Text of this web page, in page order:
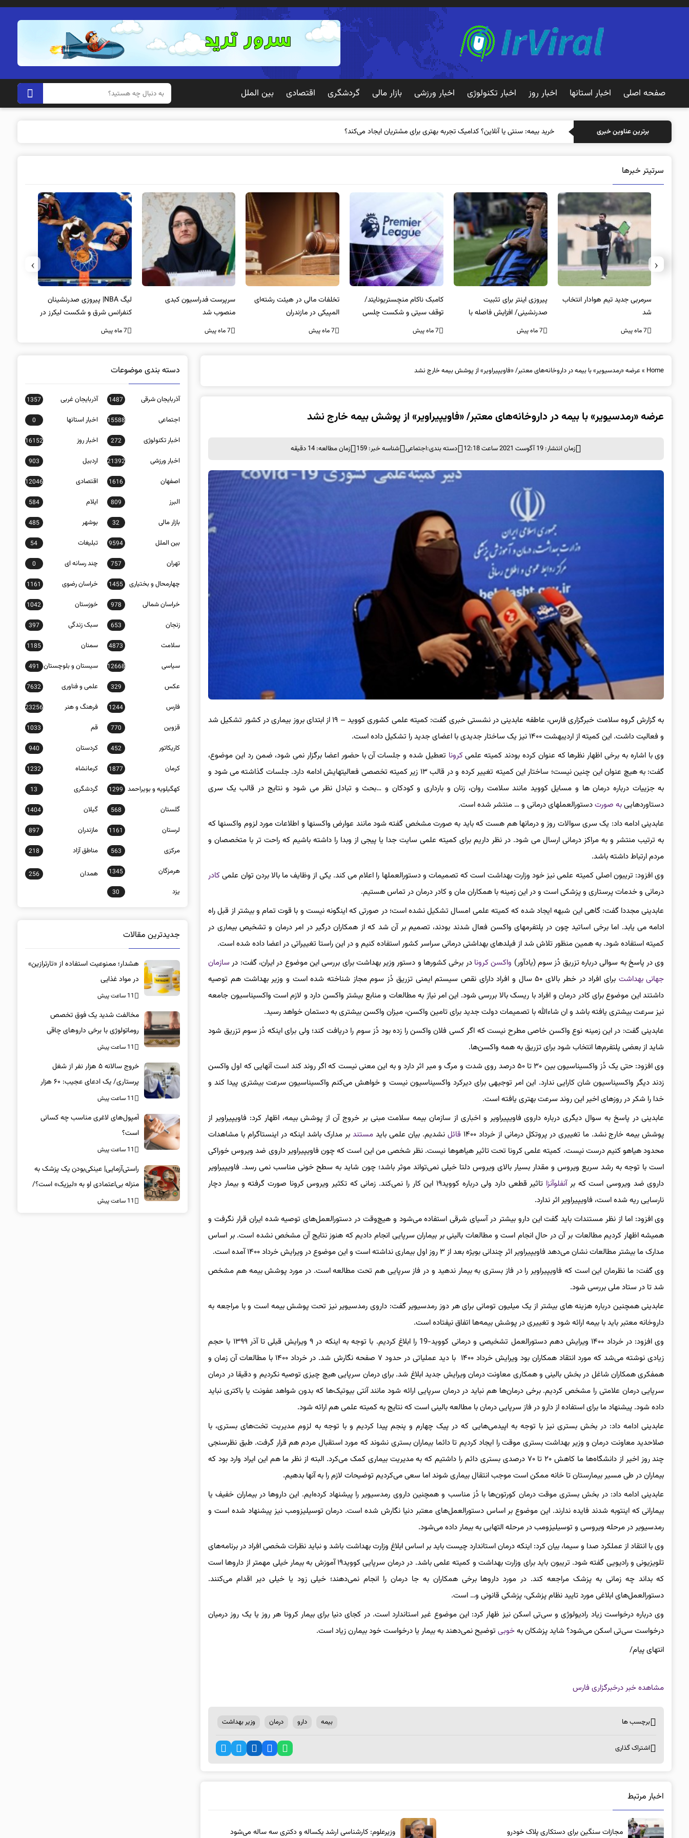
صفحه اصلی اخبار استانها اخبار روز اخبار تکنولوژی اخبار ورزشی بازار مالی گردشگری اقتصادی بین الملل
برترین عناوین خبری خرید بیمه: سنتی یا آنلا
سرتیتر خبرها
سرمربی جدید تیم هوادار انتخاب
شد
7 ماه پیش
پیروزی اینتر برای تثبیت
صدرنشینی/ افزایش فاصله با
ناپولی
7 ماه پیش
کامبک ناکام منچستریونایتد/
توقف سیتی و شکست چلسی
7 ماه پیش
تخلفات مالی در هیئت رشته‌ای
المپیکی در مازندران
7 ماه پیش
سرپرست فدراسیون کبدی
منصوب شد
7 ماه پیش
لیگ NBA| پیروزی صدرنشینان
کنفرانس شرق و شکست لیکرز در
غیاب جیمز
7 ماه پیش
‹
›
Home
»عرضه «رمدسیویر» با بیمه‌ در داروخانه‌های معتبر/ «فاویپیراویر» از پوشش بیمه خارج نشد
عرضه «رمدسیویر» با بیمه‌ در داروخانه‌های معتبر/ «فاویپیراویر» از پوشش بیمه خارج نشد
زمان انتشار: 19 آگوست 2021 ساعت 12:18 دسته بندی:اجتماعی شناسه خبر: 159 زمان مطالعه: 14 دقیقه
به گزارش گروه سلامت خبرگزاری فارس، عاطفه عابدینی در نشستی خبری گفت: کمیته علمی کشوری کووید – ۱۹ از ابتدای بروز بیماری در کشور تشکیل شد
و فعالیت داشت. این کمیته از اردیبهشت ۱۴۰۰ نیز یک ساختار جدیدی با اعضای جدید را تشکیل داده است.
وی با اشاره به برخی اظهار نظرها که عنوان کرده بودند کمیته علمیکرونا تعطیل شده و جلسات آن با حضور اعضا برگزار نمی شود، ضمن رد این موضوع،
گفت: به هیچ عنوان این چنین نیست؛ ساختار این کمیته تغییر کرده و در قالب ۱۳ زیر کمیته تخصصی فعالیتهایش ادامه دارد. جلسات گذاشته می شود و
به جزییات درباره درمان ها و مسایل کووید مانند سلامت روان، زنان و بارداری و کودکان و …بحث و تبادل نظر می شود و نتایج در قالب یک سری
دستاوردهاییبه صورتدستورالعملهای درمانی و … منتشر شده است.
عابدینی ادامه داد: یک سری سوالات روز و درمانها هم هست که باید به صورت مشخص گفته شود مانند عوارض واکسنها و اطلاعات مورد لزوم واکسنها که
به ترتیب منتشر و به مراکز درمانی ارسال می شود. در نظر داریم برای کمیته علمی سایت جدا یا پیجی از وبدا را داشته باشیم که راحت تر با متخصصان و
مردم ارتباط داشته باشد.
وی افزود: تریبون اصلی کمیته علمی نیز خود وزارت بهداشت است که تصمیمات و دستورالعملها را اعلام می کند. یکی از وظایف ما بالا بردن توان علمیکادر
درمانی و خدمات پرستاری و پزشکی است و در این زمینه با همکاران مان و کادر درمان در تماس هستیم.
عابدینی مجددا گفت: گاهی این شبهه ایجاد شده که کمیته علمی امسال تشکیل نشده است؛ در صورتی که اینگونه نیست و با قوت تمام و بیشتر از قبل راه
ادامه می یابد. اما برخی اساتید چون در پلتفرمهای واکسن فعال شدند بودند، تصمیم بر آن شد که از همکاران درگیر در امر درمان و تشخیص بیماری در
کمیته استفاده شود. به همین منظور تلاش شد از فیلدهای بهداشتی درمانی سراسر کشور استفاده کنیم و در این راستا تغییراتی در اعضا داده شده است.
وی در پاسخ به سوالی درباره تزریق دُز سوم (یادآور) واکسن کرونا در برخی کشورها و دستور وزیر بهداشت برای بررسی این موضوع در ایران، گفت: در سازمان
جهانی بهداشت
برای افراد در خطر بالای ۵۰ سال و افراد دارای نقص سیستم ایمنی تزریق دُز سوم مجاز شناخته شده است و وزیر بهداشت هم توصیه
داشتند این موضوع برای کادر درمان و افراد با ریسک بالا بررسی شود. این امر نیاز به مطالعات و منابع بیشتر واکسن دارد و لازم است واکسیناسیون جامعه
نیز سرعت بیشتری یافته باشد و ان شاءالله با تصمیمات دولت جدید برای تامین واکسن، میزان واکسن بیشتری به دستمان خواهد رسید.
عابدینی گفت: در این زمینه نوع واکسن خاصی مطرح نیست که اگر کسی فلان واکسن را زده بود دُز سوم را دریافت کند؛ ولی برای اینکه دُز سوم تزریق شود
شاید از بعضی پلتفرم‌ها انتخاب شود برای تزریق به همه‌ واکسن‌ها.
وی افزود: حتی یک دُز واکسیناسیون بین ۳۰ تا ۵۰ درصد روی شدت و مرگ و میر اثر دارد و به این معنی نیست که اگر روند کند است آنهایی که اول واکسن
زدند دیگر واکسیناسیون شان کارایی ندارد. این امر توجیهی برای دیرکرد واکسیناسیون نیست و خواهش می‌کنم واکسیناسیون سرعت بیشتری پیدا کند و
خدا را شکر در روزهای اخیر این روند سرعت بهتری یافته است.
عابدینی در پاسخ به سوال دیگری درباره داروی فاویپیراویر و اخباری از سازمان بیمه سلامت مبنی بر خروج آن از پوشش بیمه، اظهار کرد: فاویپیراویر از
پوشش بیمه خارج نشد. ما تغییری در پروتکل درمانی از خرداد ۱۴۰۰
قائل نشدیم. بیان علمی بایدمستند بر مدارک باشد اینکه در اینستاگرام با مشاهدات
محدود هیاهو کنیم درست نیست. کمیته علمی کرونا تحت تاثیر هیاهوها نیست‌. نظر شخصی من این است که چون فاویپیراویر داروی ضد ویروس خوراکی
است با توجه به رشد سریع ویروس و مقدار بسیار بالای ویروس دلتا خیلی نمی‌تواند موثر باشد؛ چون شاید به سطح خونی مناسب نمی رسد. فاویپیراویر
داروی ضد ویروسی است که برآنفلوآنزا
تاثیر قطعی دارد ولی درباره کووید۱۹ این کار را نمی‌کند. زمانی که تکثیر ویروس کرونا صورت گرفته و بیمار دچار
نارسایی ریه شده است، فاویپیراویر اثر ندارد.
وی افزود: اما از نظر مستندات باید گفت این دارو بیشتر در آسیای شرقی استفاده می‌شود و هیچ‌وقت در دستورالعمل‌های توصیه شده ایران قرار نگرفت‌ و
همیشه اظهار کردیم مطالعات بر آن در حال انجام است و مطالعات بالینی بر بیماران سرپایی انجام دادیم که هنوز نتایج آن مشخص نشده است. بر اساس
مدارک ما بیشتر مطالعات نشان می‌دهد فاویپیراویر اثر چندانی بویژه بعد از ۳ روز اول بیماری نداشته است و این موضوع در ویرایش خرداد ۱۴۰۰ آمده است.
وی گفت: ما نظرمان این است که فاویپیراویر را در فاز بستری به بیمار ندهید و در فاز سرپایی هم تحت مطالعه است. در مورد پوشش بیمه هم مشخص
شد تا در ستاد ملی بررسی شود.
عابدینی همچنین درباره هزینه های بیشتر از یک میلیون تومانی برای هر دوز رمدسیویر گفت: داروی رمدسیویر نیز تحت پوشش بیمه است و با مراجعه به
داروخانه معتبر باید با بیمه ارائه شود و تغییری در پوشش بیمه‌ها اتفاق نیفتاده است.
وی افزود: در خرداد ۱۴۰۰ ویرایش دهم دستورالعمل تشخیصی و درمانی کووید-19 را ابلاغ کردیم. با توجه به اینکه در ۹ ویرایش قبلی تا آذر ۱۳۹۹ با حجم
زیادی نوشته می‌شد که مورد انتقاد همکاران بود ویرایش خرداد ۱۴۰۰ با دید عملیاتی در حدود ۷ صفحه نگارش شد. در خرداد ۱۴۰۰ با مطالعات آن زمان و
همفکری همکاران شاغل در بخش بالینی و همکاری معاونت درمان ویرایش جدید ابلاغ شد. برای درمان سرپایی هیچ چیزی توصیه نکردیم و دقیقا در درمان
سرپایی درمان علامتی را مشخص کردیم. برخی درمان‌ها هم نباید در درمان سرپایی ارائه شود مانند آنتی بیوتیک‌ها که بدون شواهد عفونت یا باکتری نباید
داده شود. پیشنهاد ما برای استفاده از دارو در فاز سرپایی درمان با مطالعه بالینی است که نتایج به کمیته علمی هم ارائه شود.
عابدینی ادامه داد: در بخش بستری نیز با توجه به اپیدمی‌هایی که در پیک چهارم و پنجم پیدا کردیم و با توجه به لزوم مدیریت تخت‌های بستری، با
صلاحدید معاونت درمان و وزیر بهداشت بستری موقت را ایجاد کردیم تا دائما بیماران بستری نشوند که مورد استقبال مردم هم قرار گرفت. طبق نظرسنجی
چند روز اخیر از دانشگاه‌ها ما کاهش ۲۰ تا ۷۰ درصدی بستری دائم را داشتیم که به مدیریت بیماری کمک می‌کرد. البته از نظر ما هم این ایراد وارد بود که
بیماران در طی مسیر بیمارستان تا خانه ممکن است موجب انتقال بیماری شوند اما سعی می‌کردیم توضیحات لازم را به آنها بدهیم.
عابدینی ادامه داد: در بخش بستری موقت درمان کورتون‌ها با دُز مناسب و همچنین داروی رمدسیویر را پیشنهاد کرده‌ایم. این داروها در بیماران خفیف یا
بیمارانی که اینتوبه شدند فایده ندارند. این موضوع بر اساس دستورالعمل‌های معتبر دنیا نگارش شده است. درمان توسیلیزومب نیز پیشنهاد شده است و
رمدسیویر در مرحله ویروسی و توسیلیزومب در مرحله‌ التهابی به بیمار داده می‌شود.
وی با انتقاد از عملکرد صدا و سیما، بیان کرد: اینکه درمان استاندارد چیست باید بر اساس ابلاغ وزارت بهداشت باشد و نباید نظرات شخصی افراد در برنامه‌های
تلویزیونی و رادیویی گفته شود. تریبون باید برای وزارت بهداشت و کمیته علمی باشد. در درمان سرپایی کووید۱۹ آموزش به بیمار خیلی مهمتر از داروها است
که بداند چه زمانی به پزشک مراجعه کند. در مورد داروها برخی همکاران به جا درمان را انجام نمی‌دهند؛ خیلی زود یا خیلی دیر اقدام می‌کنند.
دستورالعمل‌های ابلاغی مورد تایید نظام پزشکی، پزشکی قانونی و… است.
وی درباره درخواست زیاد رادیولوژی و سی‌تی اسکن نیز ظهار کرد: این موضوع غیر استاندارد است. در کجای دنیا برای بیمار کرونا هر روز یا یک روز درمیان
درخواست سی‌تی اسکن می‌شود؟ شاید پزشکان بهخوبیتوضیح نمی‌دهند به بیمار یا درخواست خود بیمارن زیاد است.
انتهای پیام/
مشاهده خبر درخبرگزاری فارس
برچسب ها بیمه دارو درمان وزیر بهداشت
اشتراک گذاری
اخبار مرتبط
مجازات سنگین برای دستکاری پلاک خودرو وزیرعلوم: کارشناسی ارشد یکساله و دکتری سه ساله می‌شود
دسته بندی موضوعات
آذربایجان شرقی 1487 آذربایجان غربی 1357
اجتماعی 15588 اخبار استانها 0
اخبار تکنولوژی 272 اخبار روز 16152
اخبار ورزشی 21392 اردبیل 903
اصفهان 1616 اقتصادی 12046
البرز 809 ایلام 584
بازار مالی 32 بوشهر 485
بین الملل 9594 تبلیغات 54
تهران 757 چند رسانه ای 0
چهارمحال و بختیاری 1455 خراسان رضوی 1161
خراسان شمالی 978 خوزستان 1042
زنجان 653 سبک زندگی 397
سلامت 4873 سمنان 1185
سیاسی 12668 سیستان و بلوچستان 491
عکس 329 علمی و فناوری 7632
فارس 1244 فرهنگ و هنر 23256
قزوین 770 قم 1033
کاریکاتور 452 کردستان 940
کرمان 1877 کرمانشاه 1232
کهگیلویه و بویراحمد 1299 گردشگری 13
گلستان 568 گیلان 1404
لرستان 1161 مازندران 897
مرکزی 563 مناطق آزاد 218
هرمزگان 1345 همدان 256
یزد 30
جدیدترین مقالات
هشدار؛ ممنوعیت استفاده از «تارترازین»
در مواد غذایی
11 ساعت پیش
مخالفت شدید یک فوق تخصص
روماتولوژی با برخی داروهای چاقی
11 ساعت پیش
خروج سالانه ۵ هزار نفر از شغل
پرستاری/ یک ادعای عجیب: ۶۰ هزار
پرستار خانه‌نشین شدند؟
11 ساعت پیش
آمپول‌های لاغری مناسب چه کسانی
است؟
11 ساعت پیش
راستی‌آزمایی| عینکی‌بودن یک پزشک به
منزله بی‌اعتمادی او به «لیزیک» است؟/
جراحان، چشم فرزندان خود را لیزیک
11 ساعت پیش